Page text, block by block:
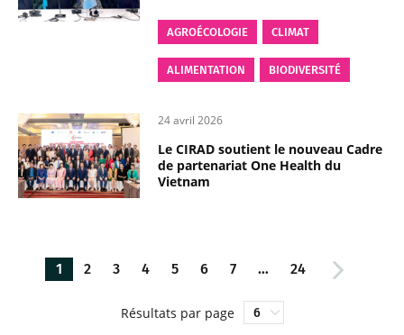
AGROÉCOLOGIE CLIMAT
ALIMENTATION BIODIVERSITÉ
24 avril 2026
Le CIRAD soutient le nouveau Cadre
de partenariat One Health du
Vietnam
1 2 3 4 5 6 7 … 24
Résultats par page